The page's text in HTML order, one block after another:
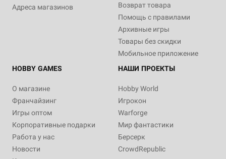
Адреса магазинов
Возврат товара
Помощь с правилами
Архивные игры
Товары без скидки
Мобильное приложение
HOBBY GAMES
О магазине
Франчайзинг
Игры оптом
Корпоративные подарки
Работа у нас
Новости
НАШИ ПРОЕКТЫ
Hobby World
Игрокон
Warforge
Мир фантастики
Берсерк
CrowdRepublic